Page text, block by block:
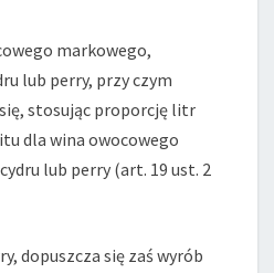
markowego,
lub perry, przy czym
stosując proporcję litr
dla wina owocowego
lub perry (art. 19 ust. 2
dopuszcza się zaś wyrób